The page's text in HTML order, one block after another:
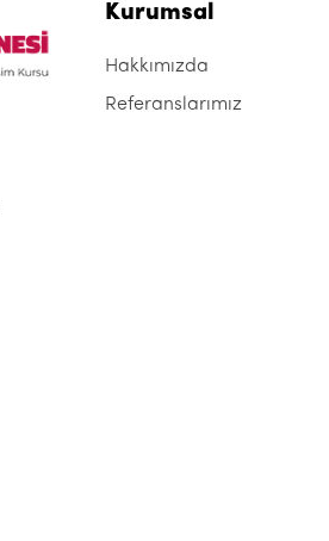
Kurumsal
Hakkımızda
Referanslarımız